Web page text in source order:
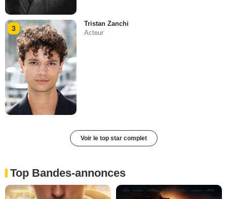
3
Tristan Zanchi
Acteur
Voir le top star complet
Top Bandes-annonces